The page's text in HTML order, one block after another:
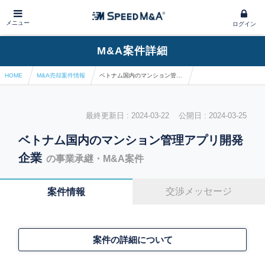
メニュー ログイン
M&A案件詳細
HOME M&A売却案件情報
最終更新日 : 2024-03-22 公開日 : 2024-03-25
ベトナム国内のマンション管理アプリ開発
企業 の事業承継・M&A案件
案件情報 交渉メッセージ
案件の詳細について